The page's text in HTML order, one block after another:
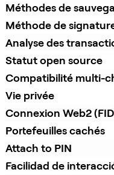
Méthodes de
Méthode de
Analyse des
Statut open source
Compatibilité multi-
Vie privée
Connexion Web2
Portefeuilles cachés
Attach to PIN
Facilidad de